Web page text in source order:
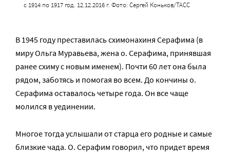
с 1914 по 1917 год. 12.12.2016 г. Фото: Сергей Коньков/ТАСС
В 1945 году преставилась схимонахиня Серафима (в
миру Ольга Муравьева, жена о. Серафима, принявшая
ранее схиму с новым именем). Почти 60 лет она была
рядом, заботясь и помогая во всем. До кончины о.
Серафима оставалось четыре года. Он все чаще
молился в уединении.
Многое тогда услышали от старца его родные и самые
близкие чада. О. Серафим говорил, что придет время